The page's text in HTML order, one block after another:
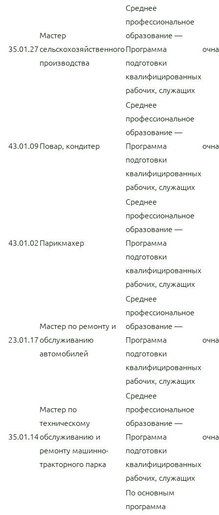
35.01.27
Мастер
сельскохозяйственного
производства
Среднее
профессиональное
образование —
Программа
подготовки
квалифицированных
рабочих, служащих
43.01.09 Повар, кондитер
Среднее
профессиональное
образование —
Программа
подготовки
квалифицированных
рабочих, служащих
43.01.02 Парикмахер
Среднее
профессиональное
образование —
Программа
подготовки
квалифицированных
рабочих, служащих
23.01.17
Мастер по ремонту и
обслуживанию
автомобилей
Среднее
профессиональное
образование —
Программа
подготовки
квалифицированных
рабочих, служащих
35.01.14
Мастер по
техническому
обслуживанию и
ремонту машинно-
тракторного парка
Среднее
профессиональное
образование —
Программа
подготовки
квалифицированных
рабочих, служащих
По основным
программа